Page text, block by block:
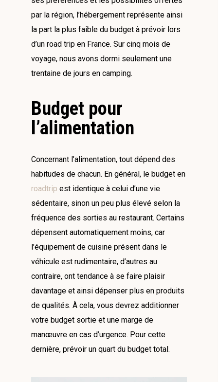
par la région, l’hébergement représente ainsi
la part la plus faible du budget à prévoir lors
d’un road trip en France. Sur cinq mois de
voyage, nous avons dormi seulement une
trentaine de jours en camping.
Budget pour
l’alimentation
Concernant l’alimentation, tout dépend des
habitudes de chacun. En général, le budget en
roadtrip est identique à celui d’une vie
sédentaire, sinon un peu plus élevé selon la
fréquence des sorties au restaurant. Certains
dépensent automatiquement moins, car
l’équipement de cuisine présent dans le
véhicule est rudimentaire, d’autres au
contraire, ont tendance à se faire plaisir
davantage et ainsi dépenser plus en produits
de qualités. À cela, vous devrez additionner
votre budget sortie et une marge de
manœuvre en cas d’urgence. Pour cette
dernière, prévoir un quart du budget total.